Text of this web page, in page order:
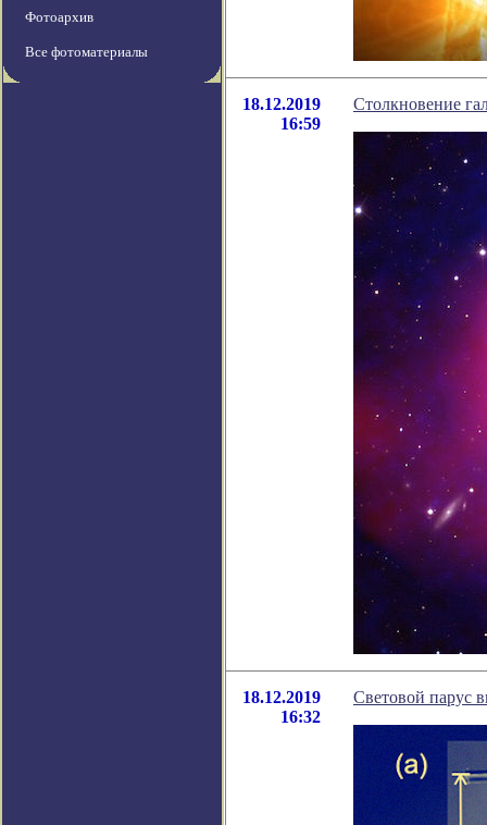
Фотоархив
Все фотоматериалы
18.12.2019
16:59
Столкновение
18.12.2019
16:32
Световой парус